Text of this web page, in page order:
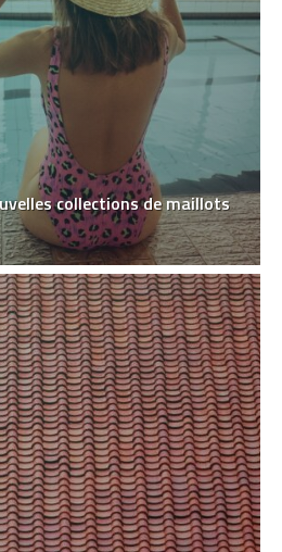
collections de maillots